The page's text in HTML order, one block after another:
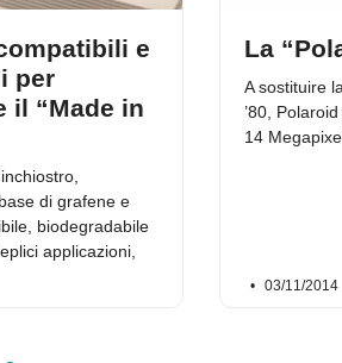
e
per
il “Made in
di grafene e
biodegradabile
applicazioni,
La
A sostituire
’80,
14
03/11/2014